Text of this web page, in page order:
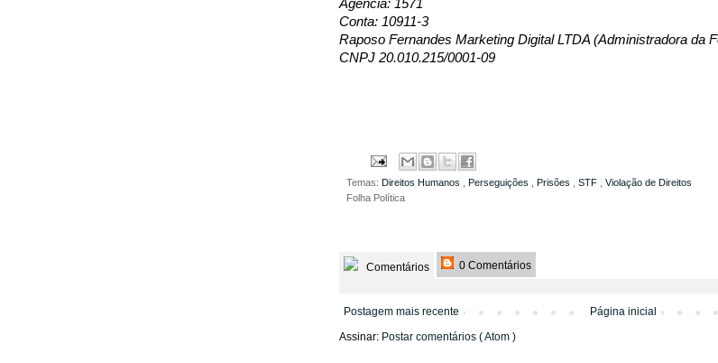
Agência: 1571
Conta: 10911-3
Raposo Fernandes Marketing Digital LTDA (Administradora da
CNPJ 20.010.215/0001-09
Temas: Direitos Humanos Perseguições Prisões STF
Violação de Direitos
Folha Política
Comentários 0 Comentários
Postagem mais recente
Página inicial
Assinar: Postar comentários ( Atom )